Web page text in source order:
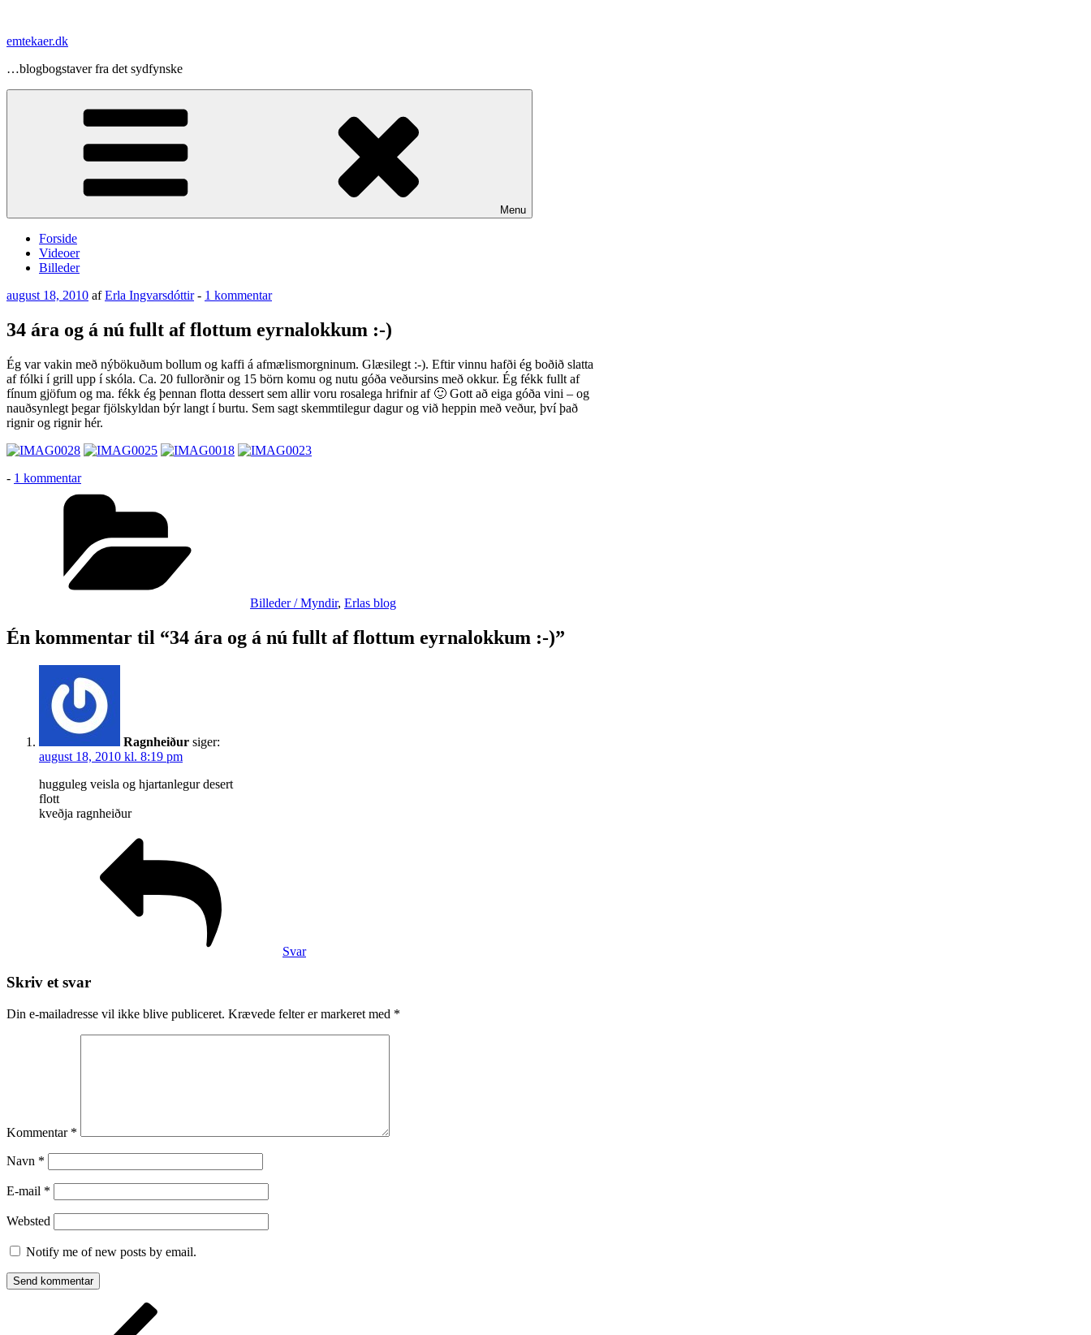
indhold
emtekaer.dk
…blogbogstaver fra det sydfynske
Menu
Forside
Videoer
Billeder
Udgivet
august 18, 2010 afErla Ingvarsdóttir- 1 kommentartil
og
nú
fullt
af
flottum
34 ára og á nú fullt af flottum eyrnalokkum :-)
Ég var vakin með nýbökuðum bollum og kaffi á afmælismorgninum. Glæsilegt :-). Eftir vinnu hafði ég boðið slatta
af fólki í grill upp í skóla. Ca. 20 fullorðnir og 15 börn komu og nutu góða veðursins með okkur. Ég fékk fullt af
fínum gjöfum og ma. fékk ég þennan flotta dessert sem allir voru rosalega hrifnir af 🙂 Gott að eiga góða vini – og
nauðsynlegt þegar fjölskyldan býr langt í burtu. Sem sagt skemmtilegur dagur og við heppin með veður, því það
rignir og rignir hér.
- 1 kommentartil
34
nú
fullt
flottum
Billeder / Myndir, Erlas blog
Én kommentar til “34 ára og á nú fullt af flottum eyrnalokkum :-)”
Ragnheiður siger:
august 18, 2010 kl. 8:19 pm
hugguleg veisla og hjartanlegur desert
flott
kveðja ragnheiður
Svar
Skriv et svar
Din e-mailadresse vil ikke blive publiceret. Krævede felter er markeret med *
Kommentar *
Navn *
E-mail *
Websted
Notify me of new posts by email.
Indlægsnavigation